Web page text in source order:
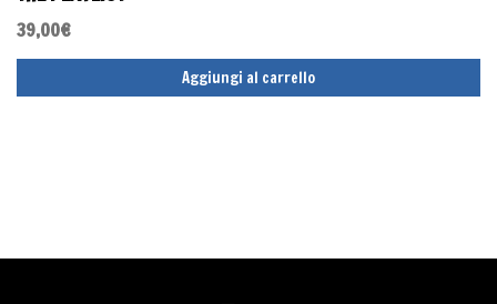
39,00€
Aggiungi al carrello